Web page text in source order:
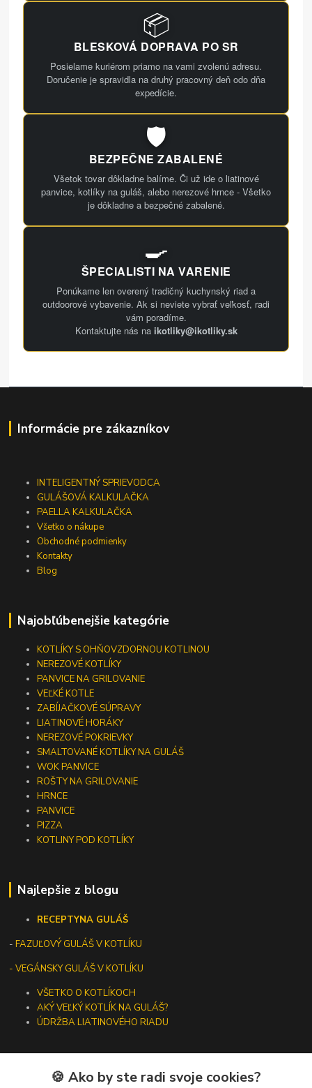
📦
BLESKOVÁ DOPRAVA PO SR
Posielame kuriérom priamo na vami zvolenú adresu.
Doručenie je spravidla na druhý pracovný deň odo dňa
expedície.
🛡️
BEZPEČNE ZABALENÉ
Všetok tovar dôkladne balíme. Či už ide o liatinové
panvice, kotlíky na guláš, alebo nerezové hrnce - Všetko
je dôkladne a bezpečné zabalené.
🍳
ŠPECIALISTI NA VARENIE
Ponúkame len overený tradičný kuchynský riad a
outdoorové vybavenie. Ak si neviete vybrať veľkosť, radi
vám poradíme.
Kontaktujte nás na ikotliky@ikotliky.sk
Informácie pre zákazníkov
INTELIGENTNÝ SPRIEVODCA
GULÁŠOVÁ KALKULAČKA
PAELLA KALKULAČKA
Všetko o nákupe
Obchodné podmienky
Kontakty
Blog
Najobľúbenejšie kategórie
KOTLÍKY S OHŇOVZDORNOU KOTLINOU
NEREZOVÉ KOTLÍKY
PANVICE NA GRILOVANIE
VEĽKÉ KOTLE
ZABÍJAČKOVÉ SÚPRAVY
LIATINOVÉ HORÁKY
NEREZOVÉ POKRIEVKY
SMALTOVANÉ KOTLÍKY NA GULÁŠ
WOK PANVICE
ROŠTY NA GRILOVANIE
HRNCE
PANVICE
PIZZA
KOTLINY POD KOTLÍKY
Najlepšie z blogu
RECEPTYNA GULÁŠ
-FAZUĽOVÝ GULÁŠ V KOTLÍKU
- VEGÁNSKY GULÁŠ V KOTLÍKU
VŠETKO O KOTLÍKOCH
AKÝ VEĽKÝ KOTLÍK NA GULÁŠ?
ÚDRŽBA LIATINOVÉHO RIADU
🍪 Ako by ste radi svoje cookies?